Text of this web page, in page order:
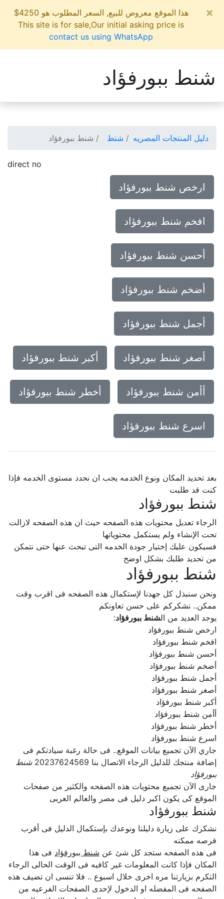
هذا الموقع معروض للبيع, السعر المطلوب هو 4250$
This site is for sale,Our initial asking price is
contact us using WhatsApp
شنط ببورفؤاد
دليل المنتجات المصريه شنط شنط ببورفؤاد
direct no
ارخص شنط ببورفؤاد
افخم شنط ببورفؤاد
أحسن شنط ببورفؤاد
أضخم شنط ببورفؤاد
أجمل شنط ببورفؤاد
أصغر شنط ببورفؤاد أكبر شنط ببورفؤاد
أأمن شنط ببورفؤاد أخطر شنط ببورفؤاد
اسرع شنط ببورفؤاد
بعد تحديد المكان ونوع الخدمه يجب ان نحدد مستوى الخدمه فإذا
كنت قد طلبت
شنط ببورفؤاد
الرجاء تعديل محتويات هذه الصفحه حيث ان هذه الصفحه لازالت
تحت الإنشاء ولم يستكمل محتوياتها
فسيكون عليك إختيار جودة الخدمه التى تبحث عنها حتى نتمكن
من تحديد طلبك بشكل اوضح
شنط ببورفؤاد
ونحن سنبذل كل جهدنا لإستكمال هذه الصفحه فى اقرب وقت
ممكن.. نشكركم على حسن تعاونكم
يوجد العديد من ال شنط ببورفؤاد:
ارخص شنط ببورفؤاد
افخم شنط ببورفؤاد
أحسن شنط ببورفؤاد
أضخم شنط ببورفؤاد
أجمل شنط ببورفؤاد
أصغر شنط ببورفؤاد
أكبر شنط ببورفؤاد
أأمن شنط ببورفؤاد
أخطر شنط ببورفؤاد
اسرع شنط ببورفؤاد
جاري الآن تجميع بيانات الموقع.. فى حالة رغبة سيادتكم فى
إضافة منتجك للدليل الرجاء الاتصال بنا 20237624569
شنط
ببورفؤاد
جارى الآن تجميع محتويات هذه الصفحه والكثير من صفحات
الموقع كى يكون اكبر دليل فى مصر والعالم العربى
شنط ببورفؤاد
نشكرك على زيارة دليلنا ونوعدك بإستكمال الدليل فى أقرب
فرصه ممكنه
فى هذه الصفحه ستجد كل شئ عنشنط ببورفؤادفى هذا
المكان فإذا كانت المعلومات غير كافيه فى الوقت الحالى الرجاء
التكرم بزيارتنا مره اخرى خلال اسبوع .. فلا تنسى ان تضيف هذه
الصفحه فى المفضله او الدخول لإحدى الصفحات الفرعيه من